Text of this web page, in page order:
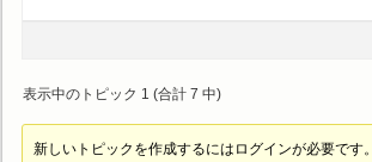
表示中のトピック 1 (合計 7 中)
新しいトピックを作成するにはログインが必要です。